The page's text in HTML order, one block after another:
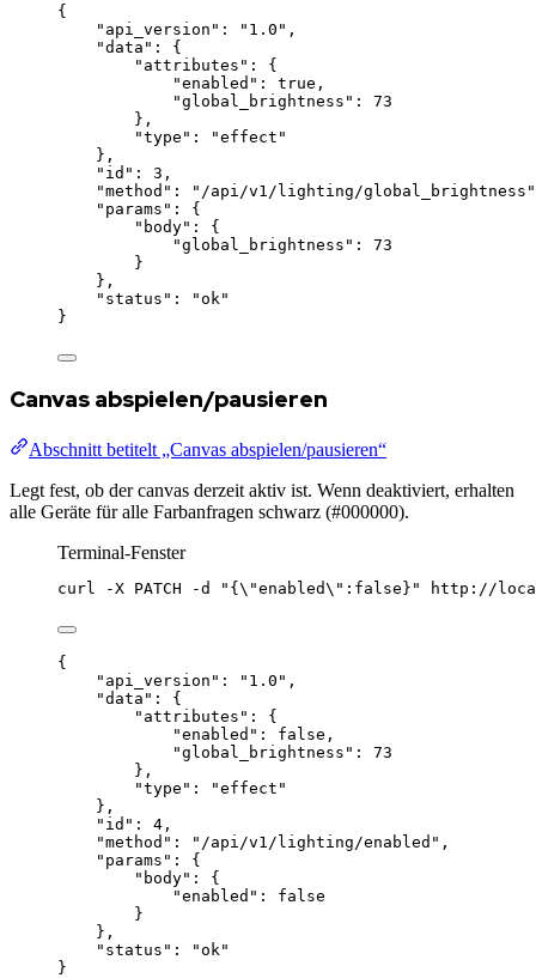
{
"api_version" : " 1.0 " ,
"data" : {
"attributes" : {
"enabled" : true ,
"global_brightness" : 73
},
"type" : "effect "
},
"id" : 3 ,
"method" : " /api/v1/lighting/global_brightness "
"params" : {
"body" : {
"global_brightness" : 73
}
},
"status" : "ok "
}
Canvas abspielen/pausieren
Abschnitt betitelt „Canvas abspielen/pausieren“
Legt fest, ob der canvas derzeit aktiv ist. Wenn deaktiviert, erhalten
alle Geräte für alle Farbanfragen schwarz (#000000).
Terminal-Fenster
curl -X PATCH -d " { \"enabled\" :false} " http://
{
"api_version" : " 1.0 " ,
"data" : {
"attributes" : {
"enabled" : false ,
"global_brightness" : 73
},
"type" : "effect "
},
"id" : 4 ,
"method" : " /api/v1/lighting/enabled " ,
"params" : {
"body" : {
"enabled" : false
}
},
"status" : "ok"
}